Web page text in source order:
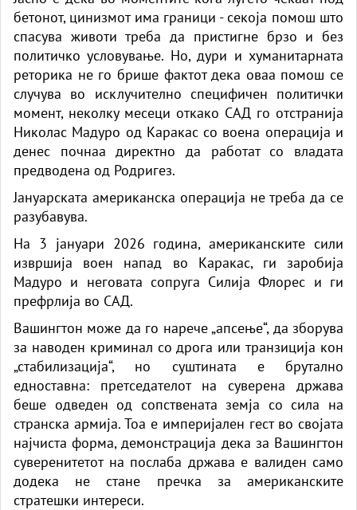
бетонот, цинизмот има граници - секоја помош што
спасува животи треба да пристигне брзо и без
политичко условување. Но, дури и хуманитарната
реторика не го брише фактот дека оваа помош се
случува во исклучително специфичен политички
момент, неколку месеци откако САД го отстранија
Николас Мадуро од Каракас со воена операција и
денес почнаа директно да работат со владата
предводена од Родригез.
Јануарската американска операција не треба да се
разубавува.
На 3 јануари 2026 година, американските сили
извршија воен напад во Каракас, ги заробија
Мадуро и неговата сопруга Силија Флорес и ги
префрлија во САД.
Вашингтон може да го нарече „апсење“, да зборува
за наводен криминал со дрога или транзиција кон
„стабилизација“, но суштината е брутално
едноставна: претседателот на суверена држава
беше одведен од сопствената земја со сила на
странска армија. Тоа е империјален гест во својата
најчиста форма, демонстрација дека за Вашингтон
суверенитетот на послаба држава е валиден само
додека не стане пречка за американските
стратешки интереси.